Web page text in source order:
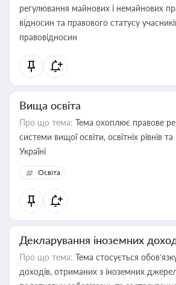
регулювання майнових і немайнових
відносин та правового статусу
правовідносин
Вища освіта
Про що тема: Тема охоплює правове
системи вищої освіти, освітніх рівнів та
Україні
Освіта
Декларування іноземних
Про що тема: Тема стосується
доходів, отриманих з іноземних